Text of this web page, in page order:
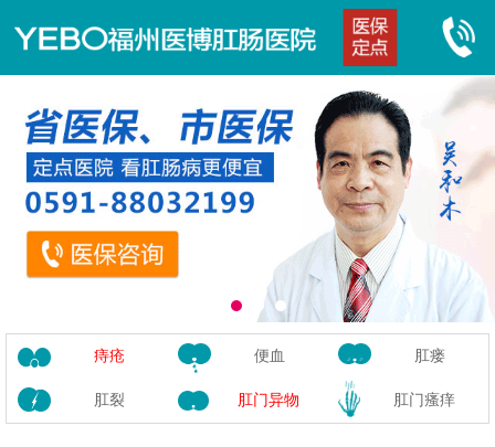
痔疮 便血 肛瘘
肛裂 肛门异物 肛门瘙痒